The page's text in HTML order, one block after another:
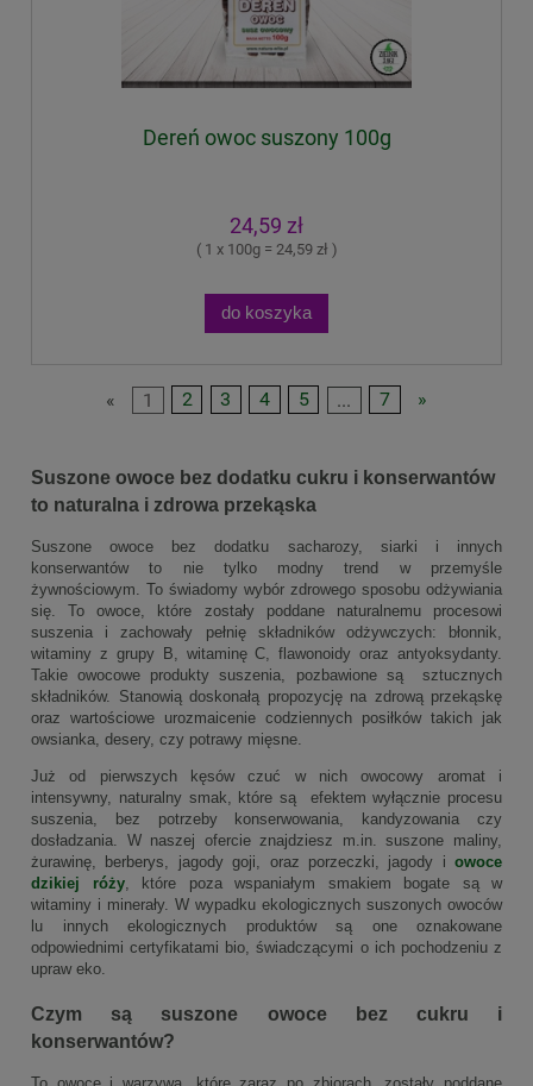
Dereń owoc suszony 100g
24,59 zł
( 1 x 100g = 24,59 zł )
do koszyka
« 1 2 3 4 5 ... 7 »
Suszone owoce bez dodatku cukru i konserwantów
to naturalna i zdrowa przekąska
Suszone owoce bez dodatku sacharozy, siarki i innych
konserwantów to nie tylko modny trend w przemyśle
żywnościowym. To świadomy wybór zdrowego sposobu odżywiania
się. To owoce, które zostały poddane naturalnemu procesowi
suszenia i zachowały pełnię składników odżywczych: błonnik,
witaminy z grupy B, witaminę C, flawonoidy oraz antyoksydanty.
Takie owocowe produkty suszenia, pozbawione są sztucznych
składników. Stanowią doskonałą propozycję na zdrową przekąskę
oraz wartościowe urozmaicenie codziennych posiłków takich jak
owsianka, desery, czy potrawy mięsne.
Już od pierwszych kęsów czuć w nich owocowy aromat i
intensywny, naturalny smak, które są efektem wyłącznie procesu
suszenia, bez potrzeby konserwowania, kandyzowania czy
dosładzania. W naszej ofercie znajdziesz m.in. suszone maliny,
żurawinę, berberys, jagody goji, oraz porzeczki, jagody i owoce
dzikiej róży, które poza wspaniałym smakiem bogate są w
witaminy i minerały. W wypadku ekologicznych suszonych owoców
lu innych ekologicznych produktów są one oznakowane
odpowiednimi certyfikatami bio, świadczącymi o ich pochodzeniu z
upraw eko.
Czym są suszone owoce bez cukru i
konserwantów?